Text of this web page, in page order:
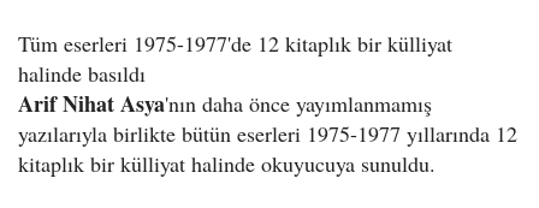
Tüm eserleri 1975-1977'de 12 kitaplık bir külliyat
halinde basıldı
Arif Nihat Asya'nın daha önce yayımlanmamış
yazılarıyla birlikte bütün eserleri 1975-1977 yıllarında 12
kitaplık bir külliyat halinde okuyucuya sunuldu.